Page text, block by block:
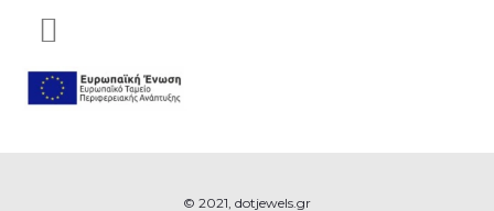
© 2021, dotjewels.gr